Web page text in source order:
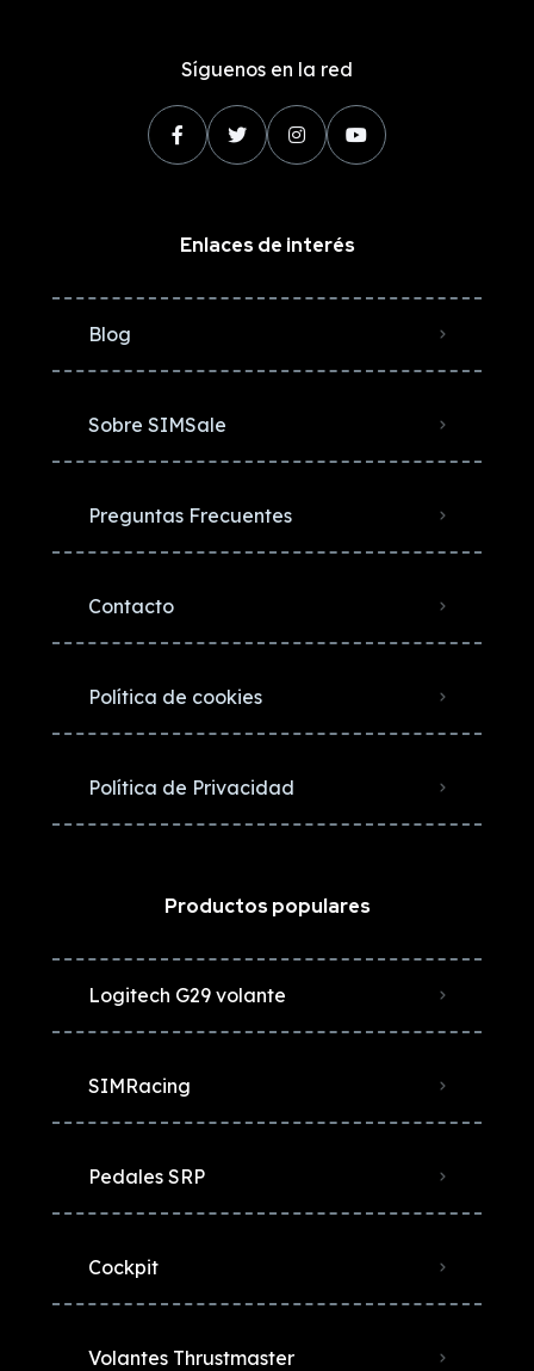
Síguenos en la red
Enlaces de interés
Blog
Sobre SIMSale
Preguntas Frecuentes
Contacto
Política de cookies
Política de Privacidad
Productos populares
Logitech G29 volante
SIMRacing
Pedales SRP
Cockpit
Volantes Thrustmaster